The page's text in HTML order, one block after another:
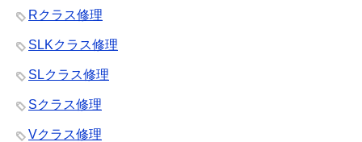
Rクラス修理
SLKクラス修理
SLクラス修理
Sクラス修理
Vクラス修理